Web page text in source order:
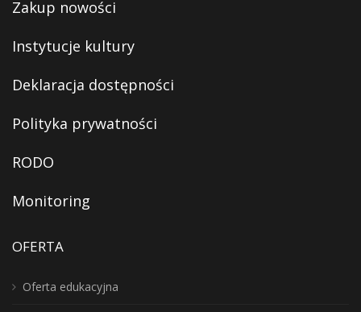
Zakup nowości
Instytucje kultury
Deklaracja dostępności
Polityka prywatności
RODO
Monitoring
OFERTA
Oferta edukacyjna